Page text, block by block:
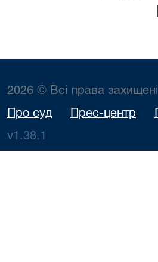
2026 © Всі права захищені
Про суд Прес-центр
v1.38.1